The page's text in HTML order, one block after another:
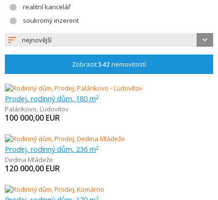
realitní kancelář
soukromý inzerent
nejnovější
Zobrazit542 nemovitostí
Prodej, rodinný dům, 180 m2
Palárikovo, Ľudovítov
100 000,00 EUR
Prodej, rodinný dům, 236 m2
Dedina Mládeže
120 000,00 EUR
2